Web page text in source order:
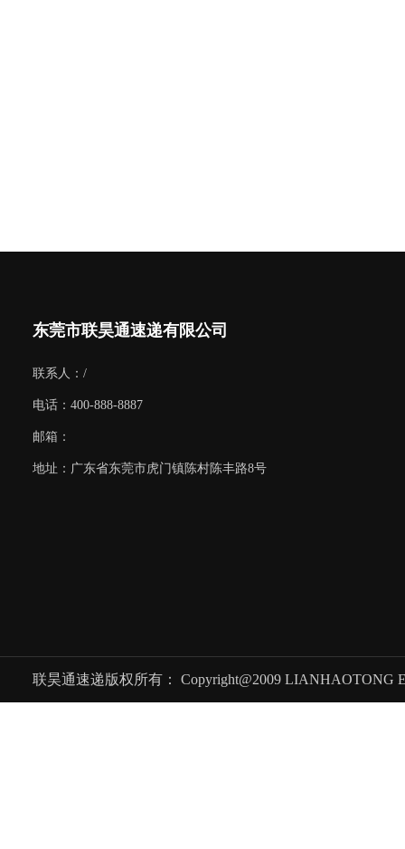
东莞市联昊通速递有限公司
联系人：/
电话：400-888-8887
邮箱：
地址：广东省东莞市虎门镇陈村陈丰路8号
联昊通速递版权所有： Copyright@2009 LIANHAOTONG